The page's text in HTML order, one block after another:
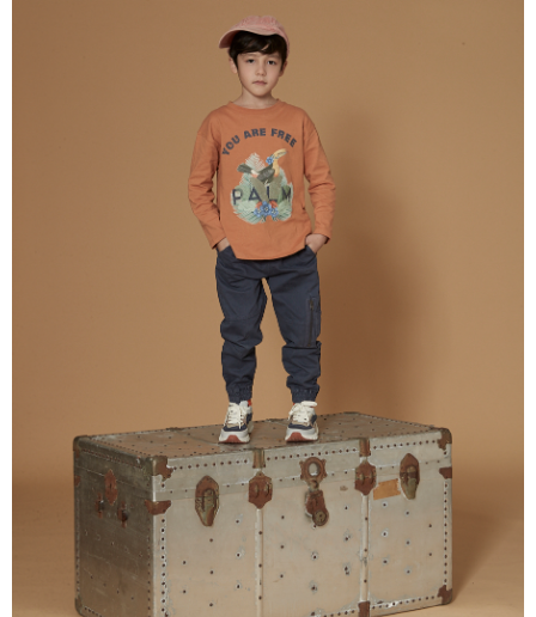
2.基於同意付款使用「大哥付你分期」之契約關係目的，商店將以您的個人
資料（包含姓名、電話或地址）提供予台灣大哥大進項蒐集、處理及利用，
由本公司與您本人進行分期帳單所需資料之確認、核對及更正。
3.完整用戶服務條款，請詳閱以下連結：
每筆NT$100，滿NT$3,000(含以上)免運費